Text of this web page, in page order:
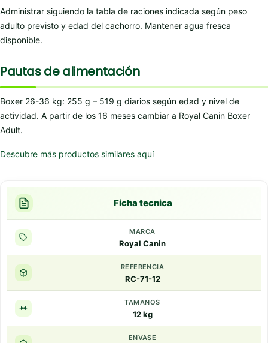
Administrar siguiendo la tabla de raciones indicada según peso
adulto previsto y edad del cachorro. Mantener agua fresca
disponible.
Pautas de alimentación
Boxer 26-36 kg: 255 g – 519 g diarios según edad y nivel de
actividad. A partir de los 16 meses cambiar a Royal Canin Boxer
Adult.
Descubre más productos similares aquí
Ficha tecnica
MARCA
Royal Canin
REFERENCIA
RC-71-12
TAMANOS
12 kg
ENVASE